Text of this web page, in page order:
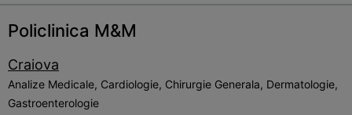
Policlinica M&M
Craiova
Analize Medicale, Cardiologie, Chirurgie Generala, Dermatologie,
Gastroenterologie